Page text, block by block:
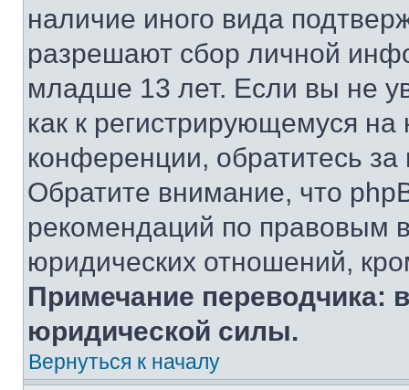
наличие иного вида
разрешают сбор личной
младше 13 лет. Если вы не
как к регистрирующемуся
конференции, обратитесь
Обратите внимание, что
рекомендаций по правовым
юридических отношений,
Примечание переводчика:
юридической силы.
Вернуться к началу